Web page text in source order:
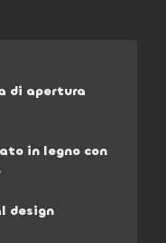
di apertura
in legno con
design